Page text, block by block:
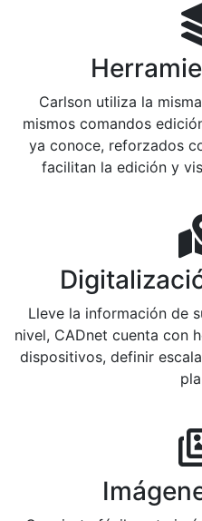
Carlson utiliza la
mismos comandos
ya conoce, reforzados
facilitan la edición y
Lleve la información de
nivel, CADnet cuenta con
dispositivos, definir